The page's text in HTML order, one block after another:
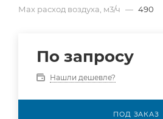
Мах расход воздуха, м3/ч — 490
По запросу
Нашли дешевле?
ПОД ЗАКАЗ